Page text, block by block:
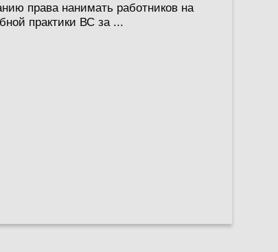
права нанимать работников на
практики ВС за ...